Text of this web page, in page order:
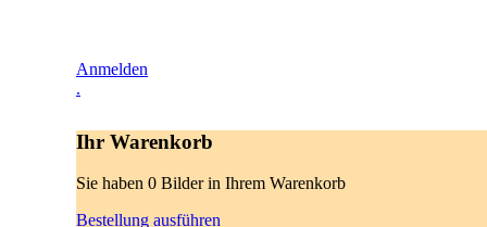
Anmelden
.
Ihr Warenkorb
Sie haben 0 Bilder in Ihrem Warenkorb
Bestellung ausführen